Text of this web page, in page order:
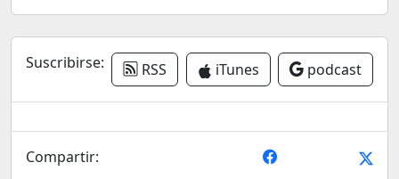
Suscribirse: RSS iTunes podcast
Compartir: